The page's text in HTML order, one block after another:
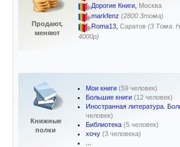
Продают,
меняют
Дорогие Книги, Москва
markfenz (2800 3тома)
Roma13, Саратов (3 Тома.
4000р)
Книжные
полки
Мои книги (59 человек)
Большие книги (12 человек)
Иностранная литература.
человек)
Библиотека (5 человек)
хочу (3 человека)